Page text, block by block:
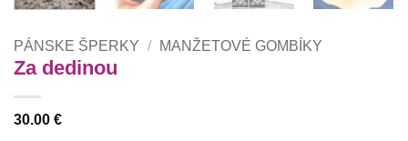
PÁNSKE ŠPERKY / MANŽETOVÉ GOMBÍKY
Za dedinou
30.00 €